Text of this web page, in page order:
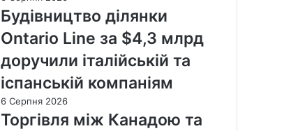
Будівництво ділянки
Ontario Line за $4,3 млрд
доручили італійській та
іспанській компаніям
6 Серпня 2026
Торгівля між Канадою та